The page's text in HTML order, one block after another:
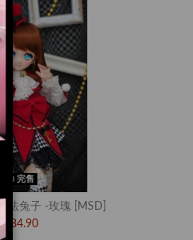
完售
法兔子 -玫瑰 [MSD]
$84.90